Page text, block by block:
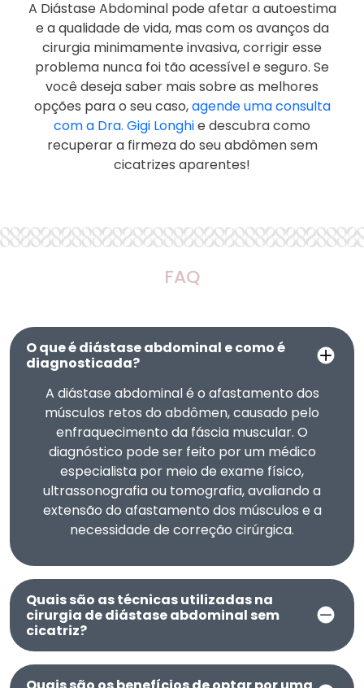
A Diástase Abdominal pode afetar a autoestima
e a qualidade de vida, mas com os avanços da
cirurgia minimamente invasiva, corrigir esse
problema nunca foi tão acessível e seguro. Se
você deseja saber mais sobre as melhores
opções para o seu caso,agende uma consulta
com a Dra. Gigi Longhie descubra como
recuperar a firmeza do seu abdômen sem
cicatrizes aparentes!
FAQ
O que é diástase abdominal e como é
diagnosticada?
A diástase abdominal é o afastamento dos
músculos retos do abdômen, causado pelo
enfraquecimento da fáscia muscular. O
diagnóstico pode ser feito por um médico
especialista por meio de exame físico,
ultrassonografia ou tomografia, avaliando a
extensão do afastamento dos músculos e a
necessidade de correção cirúrgica.
Quais são as técnicas utilizadas na
cirurgia de diástase abdominal sem
cicatriz?